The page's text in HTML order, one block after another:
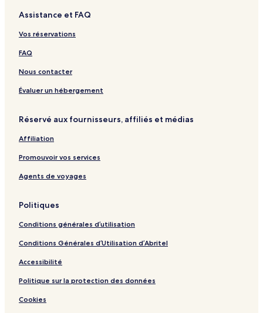
e
t
s
H
a
a
e
M
e
l
a
a
r
o
t
t
M
l
a
Assistance et FAQ
Vos réservations
FAQ
Nous contacter
Évaluer un hébergement
Réservé aux fournisseurs, affiliés et médias
Affiliation
Promouvoir vos services
Agents de voyages
Politiques
Conditions générales d’utilisation
Conditions Générales d’Utilisation d’Abritel
Accessibilité
Politique sur la protection des données
Cookies